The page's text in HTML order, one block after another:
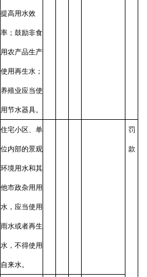
提高用水效
率；鼓励非食
用农产品生产
使用再生水；
养殖业应当使
用节水器具。
住宅小区、单
位内部的景观
环境用水和其
他市政杂用用
水，应当使用
雨水或者再生
水，不得使用
自来水。
罚
款